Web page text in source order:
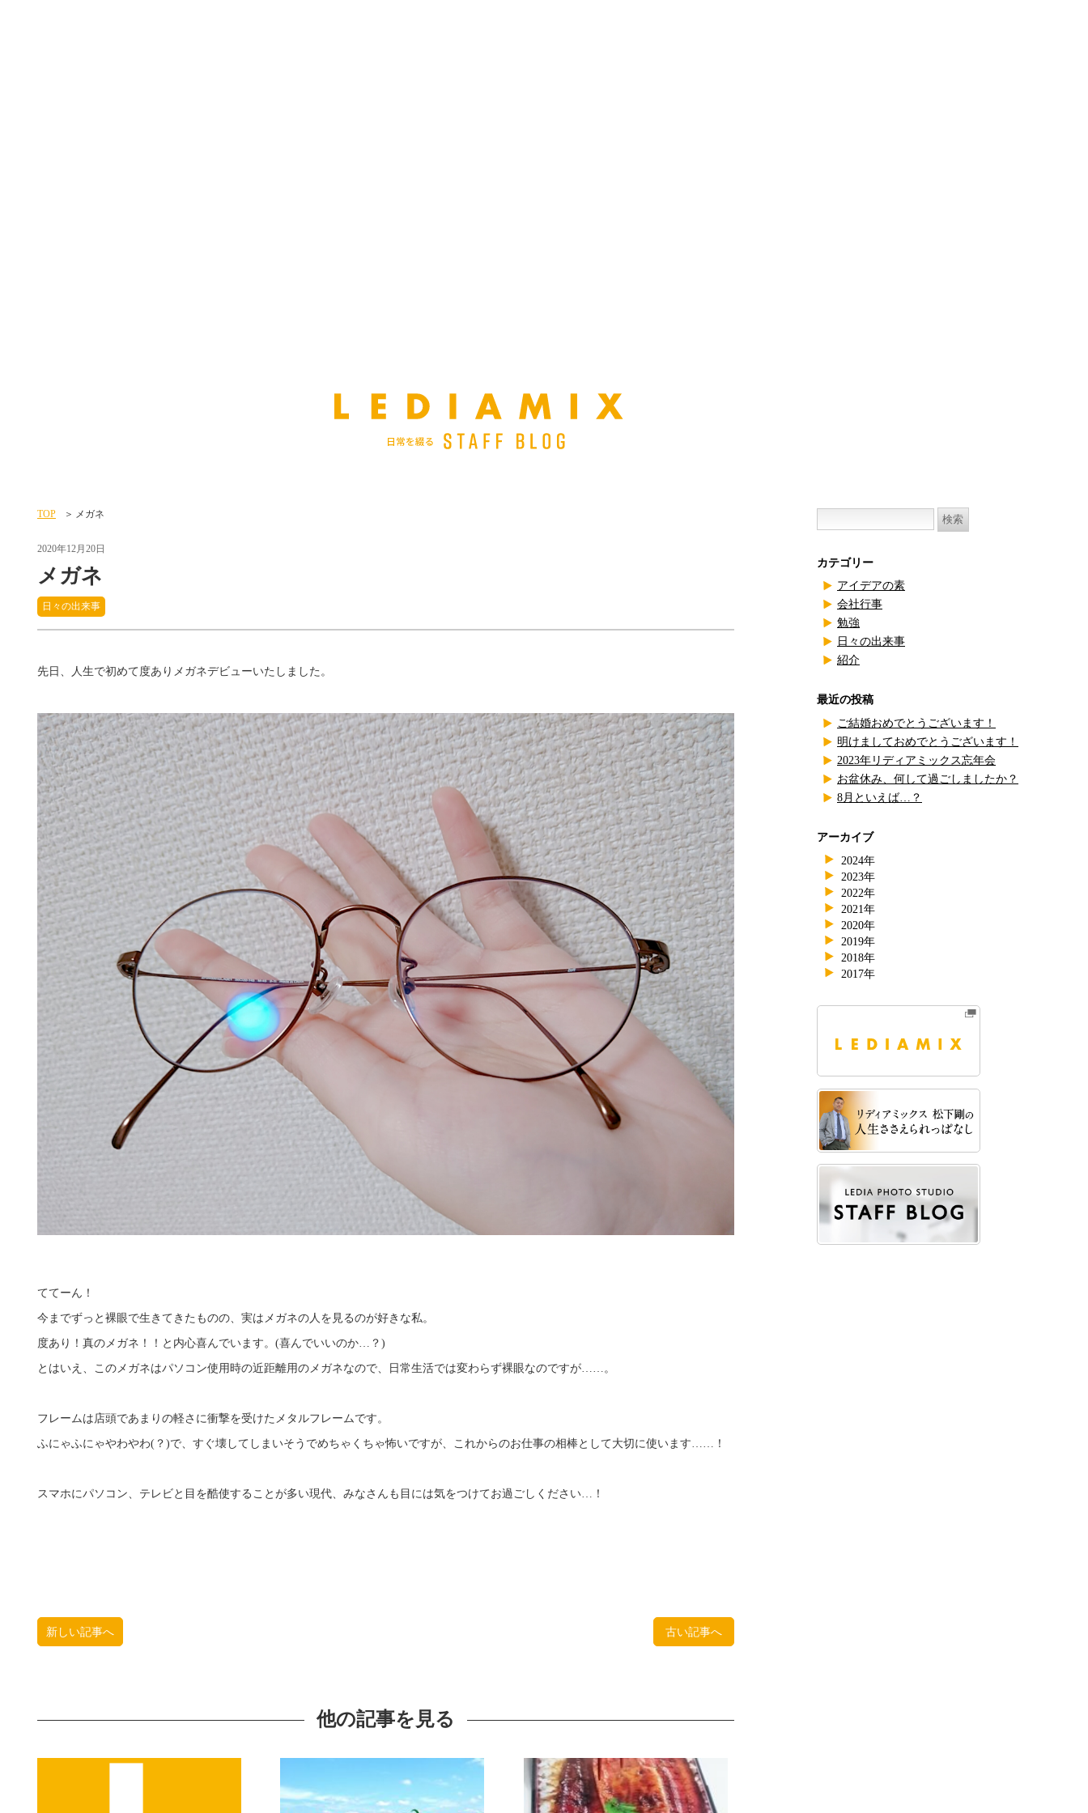
TOP メガネ
2020年12月20日
メガネ
日々の出来事
先日、人生で初めて度ありメガネデビューいたしました。
ててーん！
今までずっと裸眼で生きてきたものの、実はメガネの人を見るのが好きな私。
度あり！真のメガネ！！と内心喜んでいます。(喜んでいいのか…？)
とはいえ、このメガネはパソコン使用時の近距離用のメガネなので、日常生活では変わらず裸眼なのですが……。
フレームは店頭であまりの軽さに衝撃を受けたメタルフレームです。
ふにゃふにゃやわやわ(？)で、すぐ壊してしまいそうでめちゃくちゃ怖いですが、これからのお仕事の相棒として大切に使います……！
スマホにパソコン、テレビと目を酷使することが多い現代、みなさんも目には気をつけてお過ごしください…！
新しい記事へ 古い記事へ
他の記事を見る
検
カテゴリー
アイデアの素
会社行事
勉強
日々の出来事
紹介
最近の投稿
ご結婚おめでとうございます！
明けましておめでとうございます！
2023年リディアミックス忘年会
お盆休み、何して過ごしましたか？
8月といえば…？
アーカイブ
2024年
2023年
2022年
2021年
2020年
2019年
2018年
2017年